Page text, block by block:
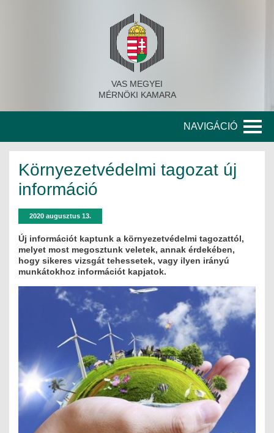
VAS MEGYEI
MÉRNÖKI KAMARA
NAVIGÁCIÓ
A KAMARA TÖRTÉNETE
SZERVEZETI FELÉPÍTÉS
KITÜNTETETT MÉRNÖKÖK
KORÁBBI TISZTSÉGVISELŐK
MÉRNÖK ELŐDÖK
JOGOSULTSÁGOK
IGAZGATÁSI, SZOLGÁLTATÁSI DÍJAK
SZABÁLYZATOK
MŰKÖDÉSI DOKUMENTUMOK
Környezetvédelmi tagozat új
információ
2020 augusztus 13.
Új információt kaptunk a környezetvédelmi tagozattól,
melyet most megosztunk veletek, annak érdekében,
hogy sikeres vizsgát tehessetek, vagy ilyen irányú
munkátokhoz információt kapjatok.